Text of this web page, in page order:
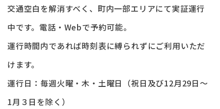
交通空白を解消すべく、町内一部エリアにて実証運行
中です。電話・Webで予約可能。
運行時間内であれば時刻表に縛られずにご利用いただ
けます。
運行日：毎週火曜・木・土曜日（祝日及び12月29日～
1月３日を除く）